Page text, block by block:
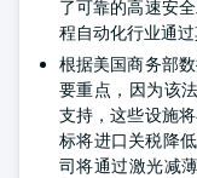
了可靠的高速安
程自动化行业通过
根据美国商务部
要重点，因为该
支持，这些设施
标将进口关税降
司将通过激光减